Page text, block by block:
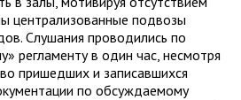
централизованные подвозы
Слушания проводились по
регламенту в один час, несмотря
пришедших и записавшихся
по обсуждаемому